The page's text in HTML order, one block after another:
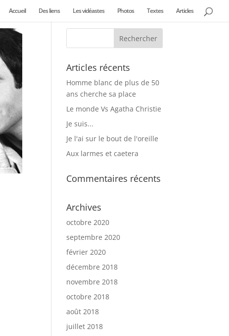
Accueil Des liens Les vidéastes Photos Textes Articles
Articles récents
Homme blanc de plus de 50
ans cherche sa place
Le monde Vs Agatha Christie
Je suis...
Je l'ai sur le bout de l'oreille
Aux larmes et caetera
Commentaires récents
Archives
octobre 2020
septembre 2020
février 2020
décembre 2018
novembre 2018
octobre 2018
août 2018
juillet 2018